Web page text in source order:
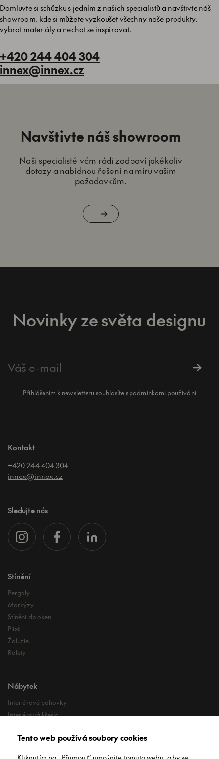
Domluvte si schůzku s jedním z našich specialistů a navštivte náš
showroom, kde si můžete vyzkoušet všechny naše produkty,
vybrat materiály a nechat se inspirovat.
+420 244 404 304
innex@innex.cz
Navštivte náš showroom
Naši specialisté vám rádi zodpoví jakékoliv
dotazy a nabídnou řešení na míru vašim
požadavkům.
Novinky ze světa designu
Přihlášením k newsletteru souhlasíte spodmínkami použivání
Kontakt
+420 244 404 304
innex@innex.cz
Sledujte nás
Stínění
Pergoly
Markýzy
Stínění do oken
Plisé
Žaluzie
Rolety
Nábytek
Interiérové pohovky
Interiérová křesla
Lehátka
Tento web používá soubory cookies
Kliknutím na „Přijmout“ umožníte tomuto webu, aby se